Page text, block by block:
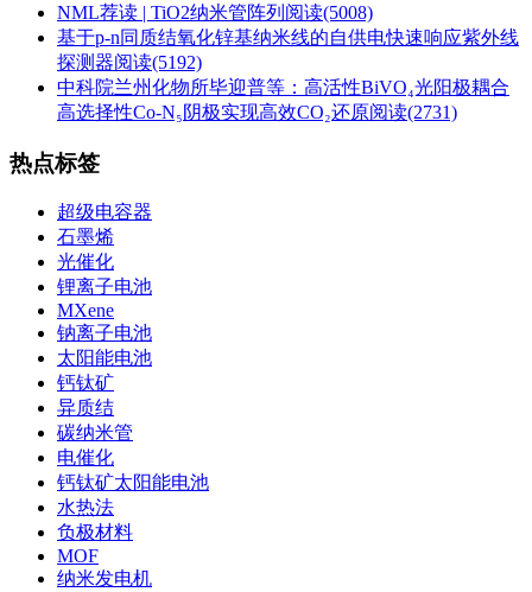
NML荐读 | TiO2纳米管阵列 阅读(5008)
基于p-n同质结氧化锌基纳米线的自供电快速响应紫外线
探测器阅读(5192)
中科院兰州化物所毕迎普等：高活性BiVO₄光阳极耦合
高选择性Co-N₅阴极实现高效CO₂还原阅读(2731)
热点标签
超级电容器
石墨烯
光催化
锂离子电池
MXene
钠离子电池
太阳能电池
钙钛矿
异质结
碳纳米管
电催化
钙钛矿太阳能电池
水热法
负极材料
MOF
纳米发电机